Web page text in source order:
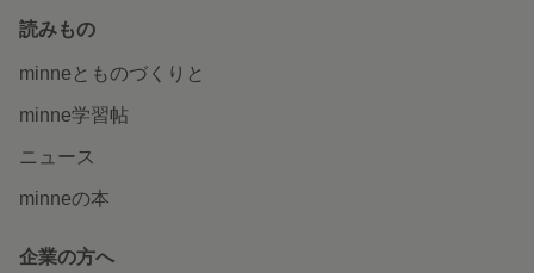
読みもの
minneとものづくりと
minne学習帖
ニュース
minneの本
企業の方へ